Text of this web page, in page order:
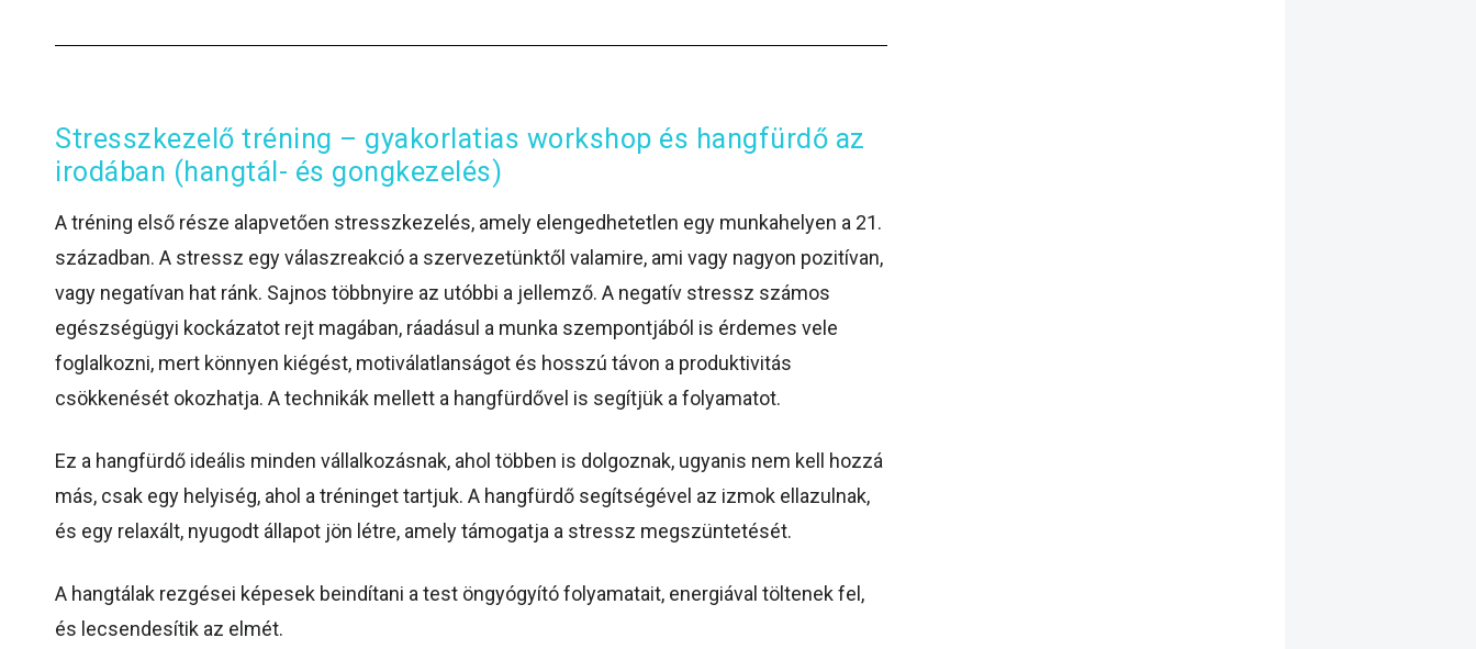
Stresszkezelő tréning – gyakorlatias workshop és hangfürdő az
irodában (hangtál- és gongkezelés)
A tréning első része alapvetően stresszkezelés, amely elengedhetetlen egy munkahelyen a 21.
században. A stressz egy válaszreakció a szervezetünktől valamire, ami vagy nagyon pozitívan,
vagy negatívan hat ránk. Sajnos többnyire az utóbbi a jellemző. A negatív stressz számos
egészségügyi kockázatot rejt magában, ráadásul a munka szempontjából is érdemes vele
foglalkozni, mert könnyen kiégést, motiválatlanságot és hosszú távon a produktivitás
csökkenését okozhatja. A technikák mellett a hangfürdővel is segítjük a folyamatot.
Ez a hangfürdő ideális minden vállalkozásnak, ahol többen is dolgoznak, ugyanis nem kell hozzá
más, csak egy helyiség, ahol a tréninget tartjuk. A hangfürdő segítségével az izmok ellazulnak,
és egy relaxált, nyugodt állapot jön létre, amely támogatja a stressz megszüntetését.
A hangtálak rezgései képesek beindítani a test öngyógyító folyamatait, energiával töltenek fel,
és lecsendesítik az elmét.